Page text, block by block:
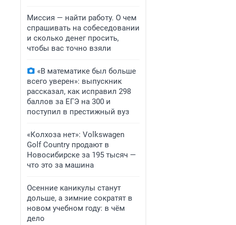
Миссия — найти работу. О чем
спрашивать на собеседовании
и сколько денег просить,
чтобы вас точно взяли
«В математике был больше
всего уверен»: выпускник
рассказал, как исправил 298
баллов за ЕГЭ на 300 и
поступил в престижный вуз
«Колхоза нет»: Volkswagen
Golf Сountry продают в
Новосибирске за 195 тысяч —
что это за машина
Осенние каникулы станут
дольше, а зимние сократят в
новом учебном году: в чём
дело